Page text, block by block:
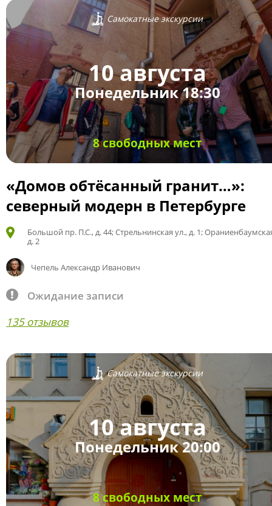
Самокатные экскурсии
10 августа
Понедельник 18:30
8 свободных мест
«Домов обтёсанный гранит…»:
северный модерн в Петербурге
Большой пр. П.С., д. 44; Стрельнинская ул., д. 1;
д. 2
Чепель Александр Иванович
Ожидание записи
135 отзывов
Самокатные экскурсии
10 августа
Понедельник 20:00
8 свободных мест